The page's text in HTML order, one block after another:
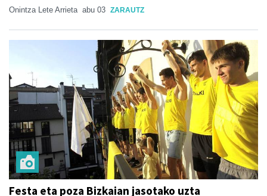
Onintza Lete Arrieta abu 03 ZARAUTZ
Festa eta poza Bizkaian jasotako uzta